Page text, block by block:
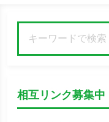
相互リンク募集中